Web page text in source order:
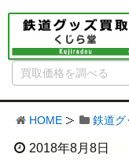
HOME 鉄道グ
2018年8月8日